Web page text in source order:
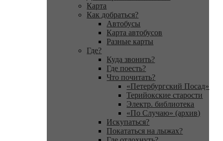
Карта
Как добраться?
Автобусы
Карта автобусов
Разные карты
Где?
Куда звонить?
Где поесть?
Что почитать?
«Петербургский Посад»
Терийокские старости
Электр. библиотека
«По Случаю» (архив)
Искупаться?
Покататься на лыжах?